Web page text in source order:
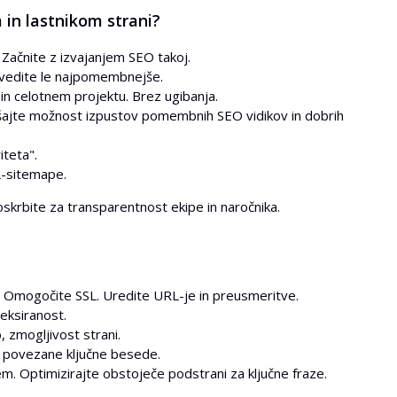
in lastnikom strani?
z izvajanjem SEO takoj.
le najpomembnejše.
celotnem projektu. Brez ugibanja.
možnost izpustov pomembnih SEO vidikov in dobrih
sitemape.
za transparentnost ekipe in naročnika.
SSL. Uredite URL-je in preusmeritve.
zmogljivost strani.
ključne besede.
Optimizirajte obstoječe podstrani za ključne fraze.